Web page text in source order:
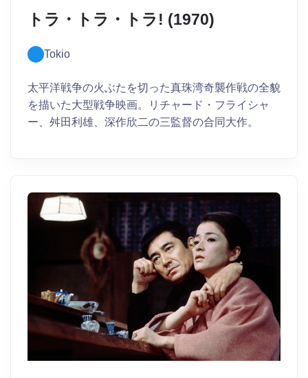
トラ・トラ・トラ! (1970)
Tokio
太平洋戦争の火ぶたを切った真珠湾奇襲作戦の全貌
を描いた大型戦争映画。リチャード・フライシャ
ー、舛田利雄、深作欣二の三監督の合同大作。